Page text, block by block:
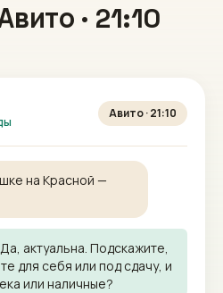
· 21:10
Авито · 21:10
на Красной —
актуальна. Подскажите,
для себя или под сдачу, и
или наличные?